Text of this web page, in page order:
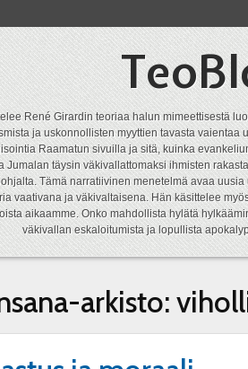
René Girardin teoriaa halun mimeettisestä
ja uskonnollisten myyttien tavasta
Raamatun sivuilla ja sitä, kuinka
Jumalan täysin väkivallattomaksi ihmisten
Tämä narratiivinen menetelmä avaa
vaativana ja väkivaltaisena. Hän käsittelee
aikaamme. Onko mahdollista hylätä
väkivallan eskaloitumista ja lopullista
arkisto: